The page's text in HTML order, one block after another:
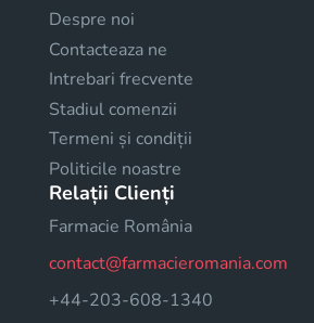
Despre noi
Contacteaza ne
Intrebari frecvente
Stadiul comenzii
Termeni și condiții
Politicile noastre
Relații Clienți
Farmacie România
contact@farmacieromania.com
+44-203-608-1340